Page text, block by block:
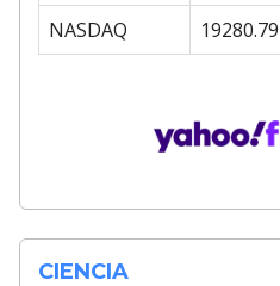
NASDAQ
19280.79
CIENCIA